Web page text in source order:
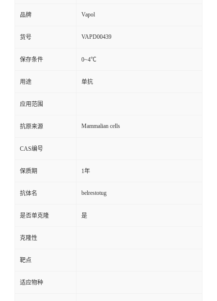
品牌 Vapol
货号 VAPD00439
保存条件 0~4℃
用途 单抗
应用范围
抗原来源 Mammalian cells
CAS编号
保质期 1年
抗体名 belrestotug
是否单克隆 是
克隆性
靶点
适应物种